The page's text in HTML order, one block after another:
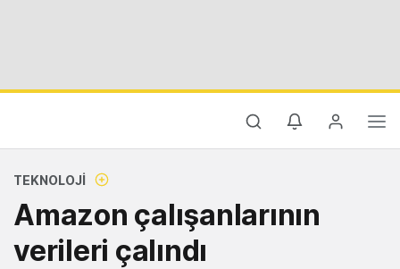
TEKNOLOJI
Amazon çalışanlarının
verileri çalındı